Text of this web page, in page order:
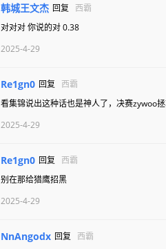
韩城王文杰 回复
西霸
对对对 你说的对 0.38
2025-4-29
Re1gn0 回复
西霸
看集锦说出这种话也是神人了，决赛zywoo
2025-4-29
Re1gn0 回复
西霸
别在那给猎鹰招黑
2025-4-29
NnAngodx 回复
西霸